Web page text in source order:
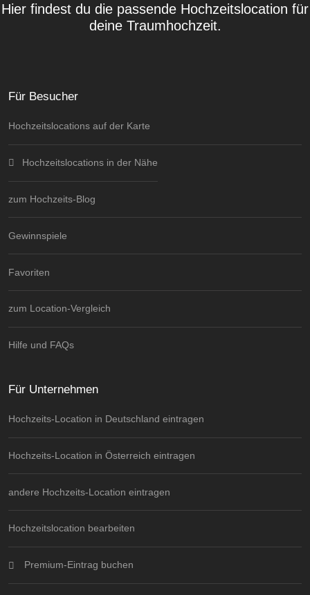
Hier findest du die passende Hochzeitslocation für
deine Traumhochzeit.
Für Besucher
Hochzeitslocations auf der Karte
Hochzeitslocations in der Nähe
zum Hochzeits-Blog
Gewinnspiele
Favoriten
zum Location-Vergleich
Hilfe und FAQs
Für Unternehmen
Hochzeits-Location in Deutschland eintragen
Hochzeits-Location in Österreich eintragen
andere Hochzeits-Location eintragen
Hochzeitslocation bearbeiten
Premium-Eintrag buchen